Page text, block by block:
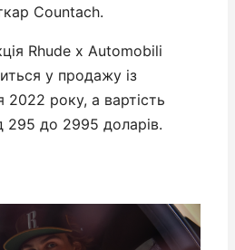
Countach.
Rhude x Automobili
у продажу із
2022 року, а вартість
295 до 2995 доларів.